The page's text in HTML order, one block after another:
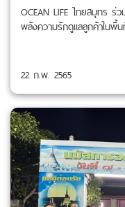
OCEAN LIFE ไทยสมุทร ร่
พลังความรักดูแลลูกค้าในพื้
22 ก.พ. 2565